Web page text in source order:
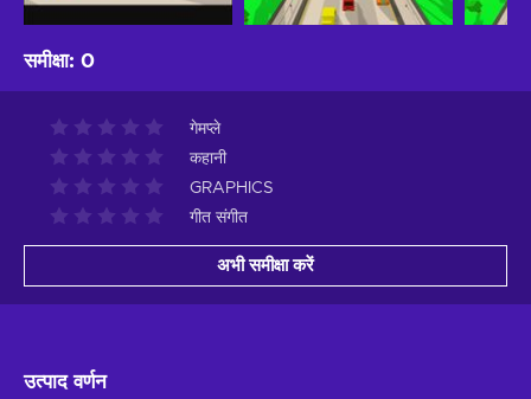
समीक्षा: 0
गेमप्ले
कहानी
GRAPHICS
गीत संगीत
अभी समीक्षा करें
उत्पाद वर्णन